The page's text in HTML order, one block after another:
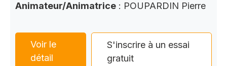
Animateur/Animatrice : POUPARDIN Pierre
Voir le
détail
S'inscrire à un essai
gratuit